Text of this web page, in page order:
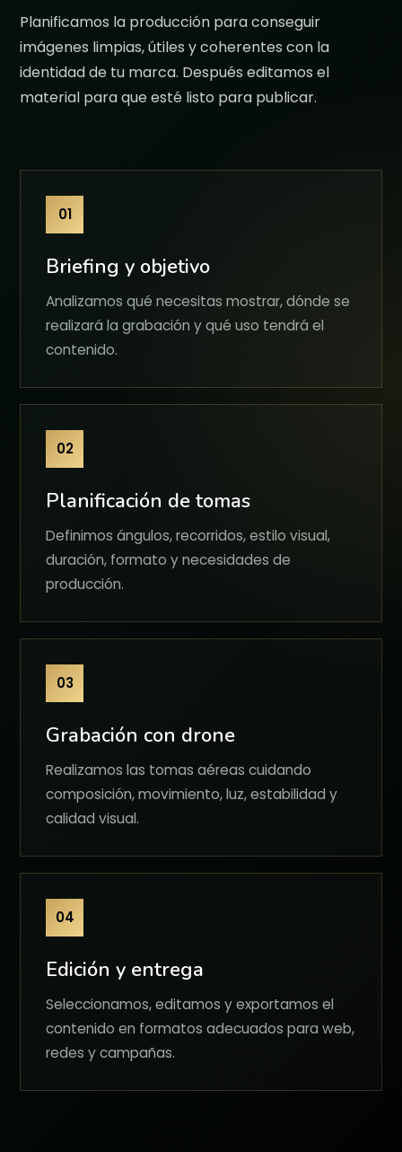
Planificamos la producción para conseguir
imágenes limpias, útiles y coherentes con la
identidad de tu marca. Después editamos el
material para que esté listo para publicar.
01
Briefing y objetivo
Analizamos qué necesitas mostrar, dónde se
realizará la grabación y qué uso tendrá el
contenido.
02
Planificación de tomas
Definimos ángulos, recorridos, estilo visual,
duración, formato y necesidades de
producción.
03
Grabación con drone
Realizamos las tomas aéreas cuidando
composición, movimiento, luz, estabilidad y
calidad visual.
04
Edición y entrega
Seleccionamos, editamos y exportamos el
contenido en formatos adecuados para web,
redes y campañas.